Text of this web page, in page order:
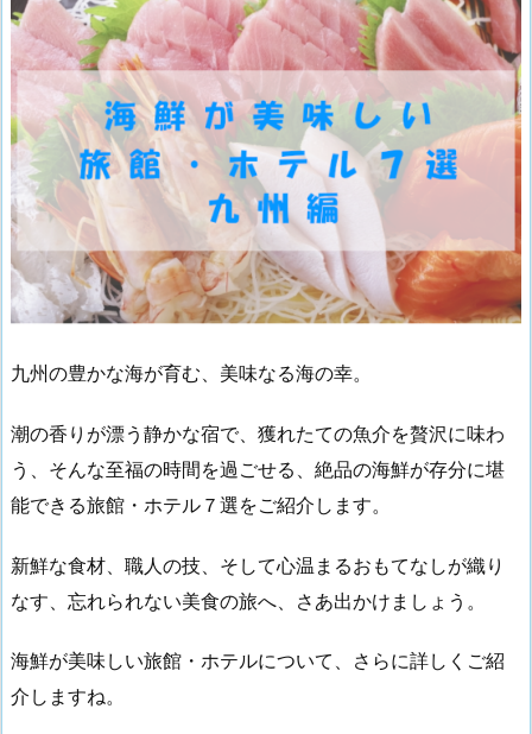
九州の豊かな海が育む、美味なる海の幸。
潮の香りが漂う静かな宿で、獲れたての魚介を贅沢に味わ
う、そんな至福の時間を過ごせる、絶品の海鮮が存分に堪
能できる旅館・ホテル７選をご紹介します。
新鮮な食材、職人の技、そして心温まるおもてなしが織り
なす、忘れられない美食の旅へ、さあ出かけましょう。
海鮮が美味しい旅館・ホテルについて、さらに詳しくご紹
介しますね。